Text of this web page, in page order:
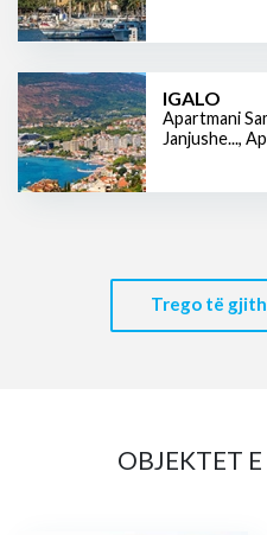
IGALO
Apartmani
Janjushe...,
Trego të
OBJEKTET